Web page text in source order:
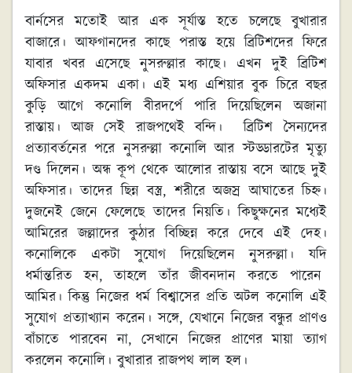
বার্নসের মতোই আর এক সূর্যাস্ত হতে চলেছে বুখারার
বাজারে। আফগানদের কাছে পরাস্ত হয়ে ব্রিটিশদের ফিরে
যাবার খবর এসেছে নুসরুল্লার কাছে। এখন দুই ব্রিটিশ
অফিসার একদম একা। এই মধ্য এশিয়ার বুক চিরে বছর
কুড়ি আগে কনোলি বীরদর্পে পারি দিয়েছিলেন অজানা
রাস্তায়। আজ সেই রাজপথেই বন্দি। ব্রিটিশ সৈন্যদের
প্রত্যাবর্তনের পরে নুসরুল্লা কনোলি আর স্টড্ডারটের মৃত্যু
দণ্ড দিলেন। অন্ধ কূপ থেকে আলোর রাস্তায় বসে আছে দুই
অফিসার। তাদের ছিন্ন বস্ত্র, শরীরে অজস্র আঘাতের চিহ্ন।
দুজনেই জেনে ফেলেছে তাদের নিয়তি। কিছুক্ষনের মধ্যেই
আমিরের জল্লাদের কুঠার বিচ্ছিন্ন করে দেবে এই দেহ।
কনোলিকে একটা সুযোগ দিয়েছিলেন নুসরুল্লা। যদি
ধর্মান্তরিত হন, তাহলে তাঁর জীবনদান করতে পারেন
আমির। কিন্তু নিজের ধর্ম বিশ্বাসের প্রতি অটল কনোলি এই
সুযোগ প্রত্যাখ্যান করেন। সঙ্গে, যেখানে নিজের বন্ধুর প্রাণও
বাঁচাতে পারবেন না, সেখানে নিজের প্রাণের মায়া ত্যাগ
করলেন কনোলি। বুখারার রাজপথ লাল হল।